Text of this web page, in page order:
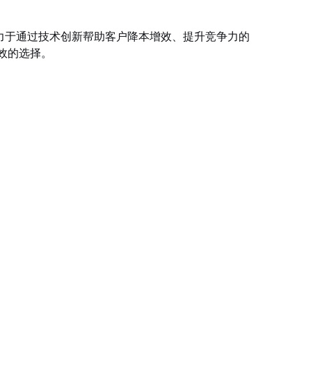
通过技术创新帮助客户降本增效、提升竞争力的
选择。